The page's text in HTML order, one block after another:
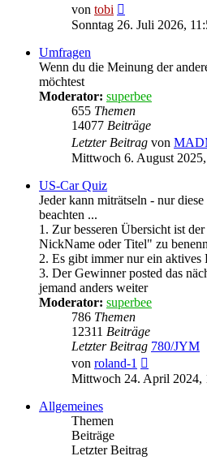
von tobi
Beitrag
Sonntag 26. Juli 2026,
Umfragen
Wenn du die Meinung der
möchtest
Moderator: superbee
655 Themen
14077 Beiträge
Letzter Beitrag von
Mittwoch 6. August
US-Car Quiz
Jeder kann miträtseln - nur
beachten ...
1. Zur besseren Übersicht ist
NickName oder Titel" zu
2. Es gibt immer nur ein aktives
3. Der Gewinner posted das
jemand anders weiter
Moderator: superbee
786 Themen
12311 Beiträge
Letzter Beitrag 780/JYM
von roland-1
Beitrag
Mittwoch 24. April 2024,
Allgemeines
Themen
Beiträge
Letzter Beitrag